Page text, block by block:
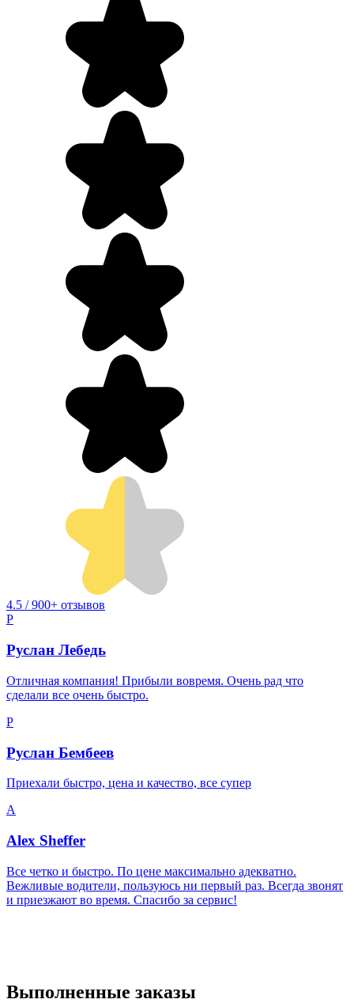
4.5 / 900+ отзывов
Р
Руслан Лебедь
Отличная компания! Прибыли вовремя. Очень рад что
сделали все очень быстро.
Р
Руслан Бембеев
Приехали быстро, цена и качество, все супер
A
Alex Sheffer
Все четко и быстро. По цене максимально адекватно.
Вежливые водители, пользуюсь ни первый раз. Всегда звонят
и приезжают во время. Спасибо за сервис!
Выполненные заказы